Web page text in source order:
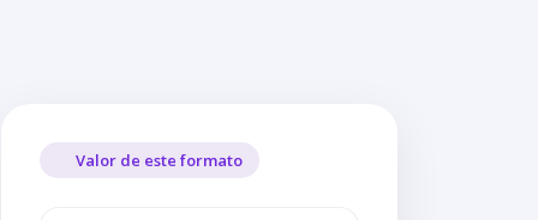
Valor de este formato